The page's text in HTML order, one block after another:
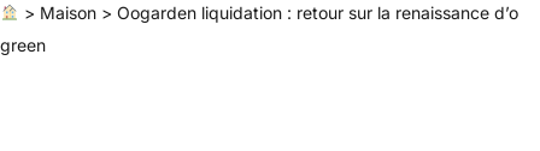
> Maison> Oogarden liquidation : retour sur la renaissance d’o
green